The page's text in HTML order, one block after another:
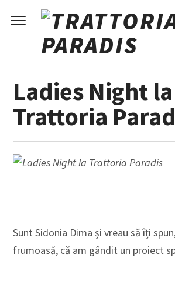
Ladies Night la
Trattoria
Sunt Sidonia Dima și vreau să îți
frumoasă, că am gândit un proiect